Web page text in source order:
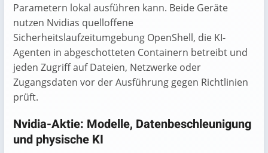
Parametern lokal ausführen kann. Beide Geräte
nutzen Nvidias quelloffene
Sicherheitslaufzeitumgebung OpenShell, die KI-
Agenten in abgeschotteten Containern betreibt und
jeden Zugriff auf Dateien, Netzwerke oder
Zugangsdaten vor der Ausführung gegen Richtlinien
prüft.
Nvidia-Aktie: Modelle, Datenbeschleunigung
und physische KI